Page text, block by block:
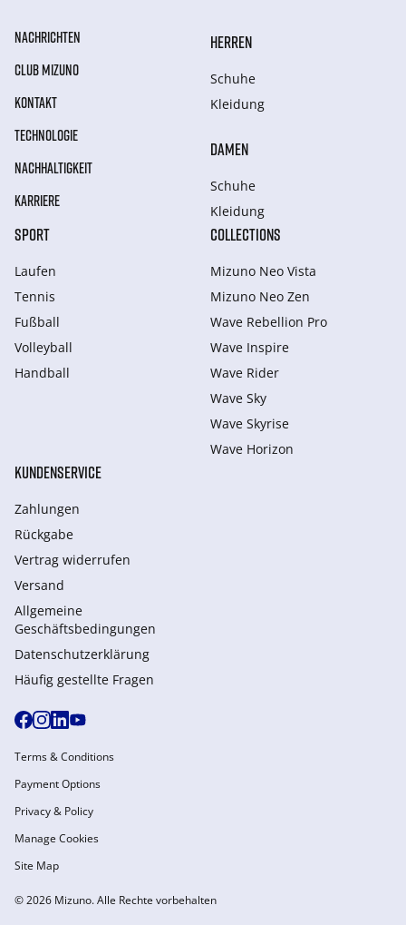
NACHRICHTEN
CLUB MIZUNO
KONTAKT
TECHNOLOGIE
NACHHALTIGKEIT
KARRIERE
HERREN
Schuhe
Kleidung
DAMEN
Schuhe
Kleidung
SPORT
Laufen
Tennis
Fußball
Volleyball
Handball
COLLECTIONS
Mizuno Neo Vista
Mizuno Neo Zen
Wave Rebellion Pro
Wave Inspire
Wave Rider
Wave Sky
Wave Skyrise
Wave Horizon
KUNDENSERVICE
Zahlungen
Rückgabe
Vertrag widerrufen
Versand
Allgemeine
Geschäftsbedingungen
Datenschutzerklärung
Häufig gestellte Fragen
© 2026 Mizuno. Alle Rechte vorbehalten
Terms & Conditions
Payment Options
Privacy & Policy
Manage Cookies
Site Map